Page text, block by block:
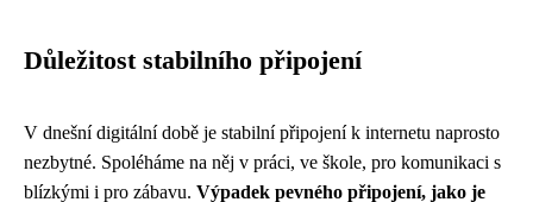
Důležitost stabilního připojení
V dnešní digitální době je stabilní připojení k internetu naprosto
nezbytné. Spoléháme na něj v práci, ve škole, pro komunikaci s
blízkými i pro zábavu. Výpadek pevného připojení, jako je